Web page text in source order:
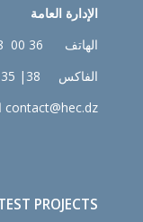
الإدارة العامة
الهاتف 36 00 38 24 (+213)
الفاكس 38| 35 00 38 24 (+213)
contact@hec.dz البريد الإلكتروني
PROJECTS